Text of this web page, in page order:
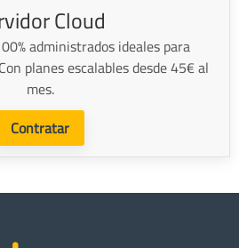
Cloud
administrados ideales para
planes escalables desde 45€ al
mes.
Contratar